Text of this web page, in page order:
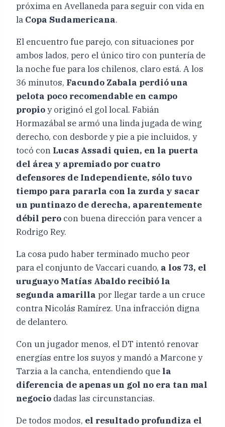
próxima en Avellaneda para seguir con vida en
la Copa Sudamericana.
El encuentro fue parejo, con situaciones por
ambos lados, pero el único tiro con puntería de
la noche fue para los chilenos, claro está. A los
36 minutos, Facundo Zabala perdió una
pelota poco recomendable en campo
propioy originó el gol local. Fabián
Hormazábal se armó una linda jugada de wing
derecho, con desborde y pie a pie incluidos, y
tocó con Lucas Assadi quien, en la puerta
del área y apremiado por cuatro
defensores de Independiente, sólo tuvo
tiempo para pararla con la zurda y sacar
un puntinazo de derecha, aparentemente
débil pero con buena dirección para vencer a
Rodrigo Rey.
La cosa pudo haber terminado mucho peor
para el conjunto de Vaccari cuando, a los 73, el
uruguayo Matías Abaldo recibió la
segunda amarilla por llegar tarde a un cruce
contra Nicolás Ramírez. Una infracción digna
de delantero.
Con un jugador menos, el DT intentó renovar
energías entre los suyos y mandó a Marcone y
Tarzia a la cancha, entendiendo que la
diferencia de apenas un gol no era tan mal
negocio dadas las circunstancias.
De todos modos, el resultado profundiza el